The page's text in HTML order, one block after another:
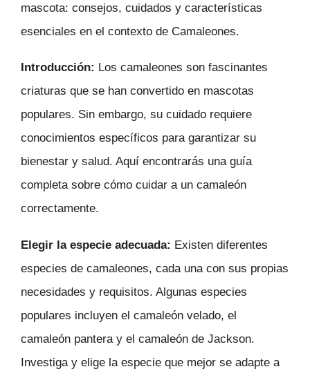
mascota: consejos, cuidados y características
esenciales en el contexto de Camaleones.
Introducción: Los camaleones son fascinantes
criaturas que se han convertido en mascotas
populares. Sin embargo, su cuidado requiere
conocimientos específicos para garantizar su
bienestar y salud. Aquí encontrarás una guía
completa sobre cómo cuidar a un camaleón
correctamente.
Elegir la especie adecuada: Existen diferentes
especies de camaleones, cada una con sus propias
necesidades y requisitos. Algunas especies
populares incluyen el camaleón velado, el
camaleón pantera y el camaleón de Jackson.
Investiga y elige la especie que mejor se adapte a